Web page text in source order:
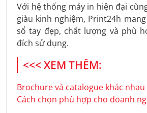
Với hệ thống máy in hiện đại
giàu kinh nghiệm, Print24h
sổ tay đẹp, chất lượng và phù
đích sử dụng.
<<< XEM THÊM:
Brochure và catalogue khác
Cách chọn phù hợp cho doanh